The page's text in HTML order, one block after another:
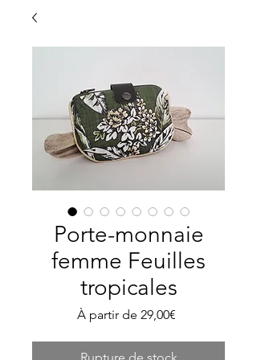
Porte-monnaie
femme Feuilles
tropicales
À partir de 29,00€